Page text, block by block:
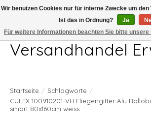
Telefon 04407 715872 MO-DO 7.00-17.00Uhr FR 7.00-
Versandhandel
Startseite / Schlagworte /
CULEX 100910201-VH Fliegengitter Alu
smart 80x160cm weiss
Wir benutzen Cookies nur für interne Zwecke um
Ist das in Ordnung?
Ja
Für weitere Informationen beachten Sie bitte